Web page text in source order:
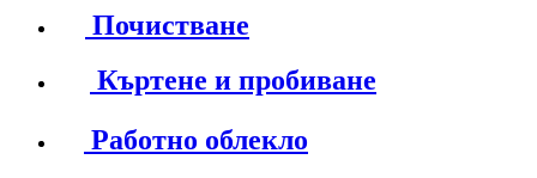
Почистване
Къртене и пробиване
Работно облекло